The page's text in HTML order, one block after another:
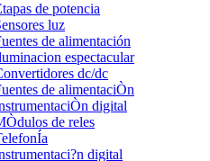
de potencia
luz
de alimentación
espectacular
dc/dc
de alimentaciÒn
digital
de reles
digital